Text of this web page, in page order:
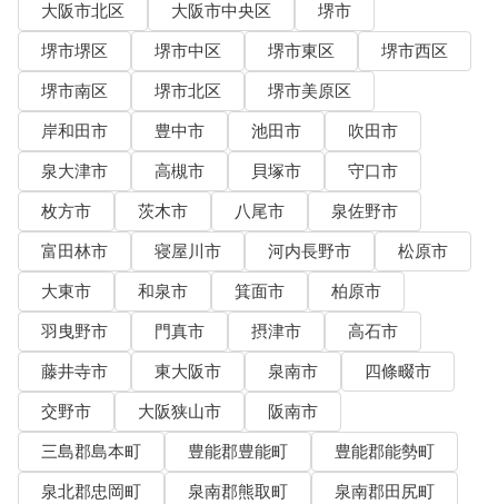
大阪市北区
大阪市中央区
堺市
堺市堺区
堺市中区 堺市東区
堺市西区
堺市南区
堺市北区
堺市美原区
岸和田市
豊中市 池田市
吹田市
泉大津市
高槻市 貝塚市
守口市
枚方市
茨木市 八尾市
泉佐野市
富田林市
寝屋川市 河内長野市
松原市
大東市
和泉市 箕面市
柏原市
羽曳野市
門真市 摂津市
高石市
藤井寺市
東大阪市 泉南市
四條畷市
交野市
大阪狭山市
阪南市
三島郡島本町
豊能郡豊能町
豊能郡能勢町
泉北郡忠岡町
泉南郡熊取町
泉南郡田尻町